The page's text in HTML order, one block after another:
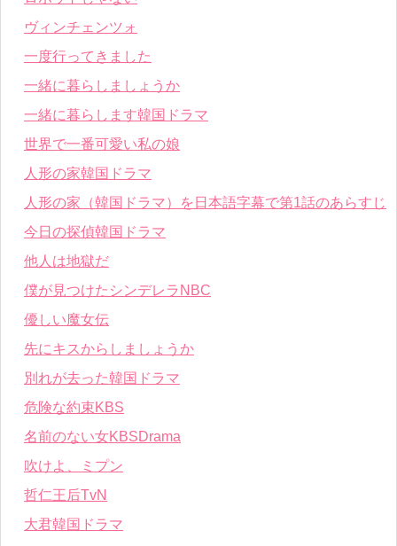
ヴィンチェンツォ
一度行ってきました
一緒に暮らしましょうか
一緒に暮らします韓国ドラマ
世界で一番可愛い私の娘
人形の家韓国ドラマ
人形の家（韓国ドラマ）を日本語字幕で第1話のあらすじ
今日の探偵韓国ドラマ
他人は地獄だ
僕が見つけたシンデレラNBC
優しい魔女伝
先にキスからしましょうか
別れが去った韓国ドラマ
危険な約束KBS
名前のない女KBSDrama
吹けよ、ミプン
哲仁王后TvN
大君韓国ドラマ